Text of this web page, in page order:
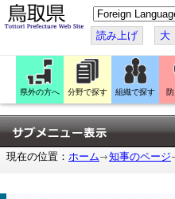
こ
の
ペ
ー
ジ
翻
訳
す
る
読み上げ 大
県外の方へ 分野で探す 組織で探す
現在の位置： ホーム 知事のページ